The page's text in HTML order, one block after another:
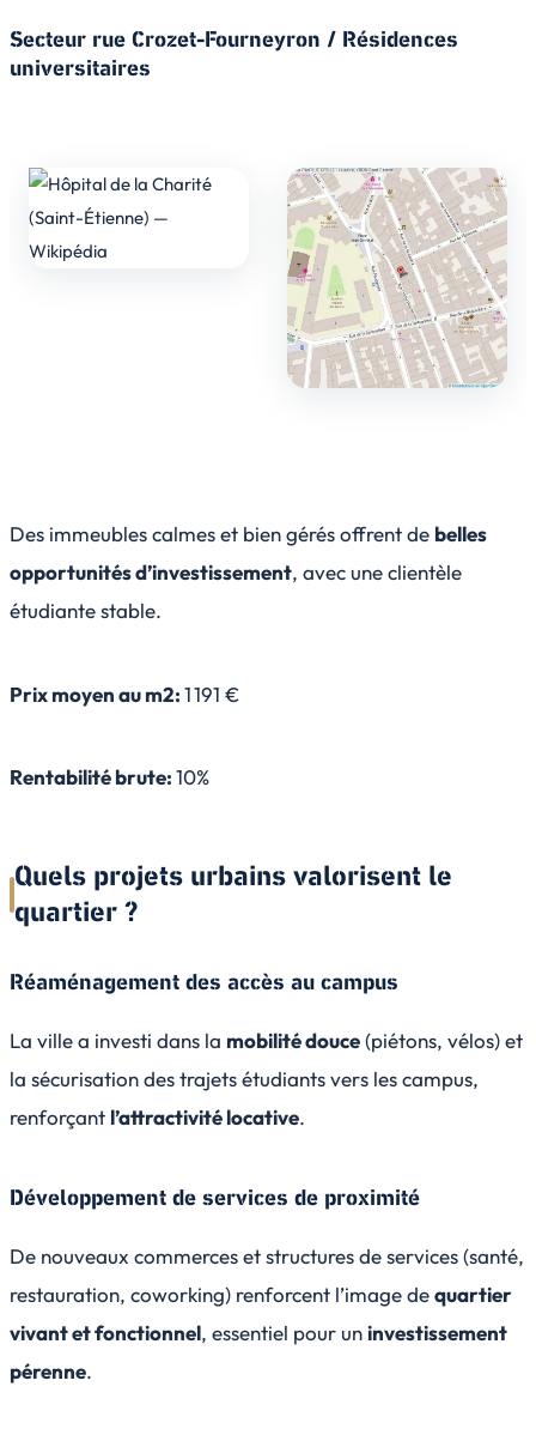
Secteur rue Crozet-Fourneyron / Résidences
universitaires
Des immeubles calmes et bien gérés offrent de belles
opportunités d’investissement, avec une clientèle
étudiante stable.
Prix moyen au m2:1 191 €
Rentabilité brute:10%
Quels projets urbains valorisent le
quartier ?
Réaménagement des accès au campus
La ville a investi dans la mobilité douce(piétons, vélos) et
la sécurisation des trajets étudiants vers les campus,
renforçant l’attractivité locative.
Développement de services de proximité
De nouveaux commerces et structures de services (santé,
restauration, coworking) renforcent l’image dequartier
vivant et fonctionnel, essentiel pour uninvestissement
pérenne.